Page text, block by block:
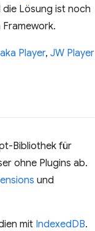
die Lösung ist noch
Player, JW Player
Bibliothek für
ohne Plugins ab.
und
mit IndexedDB.